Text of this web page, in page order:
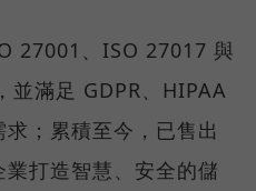
27001、ISO 27017 與
並滿足 GDPR、HIPAA
；累積至今，已售出
打造智慧、安全的儲